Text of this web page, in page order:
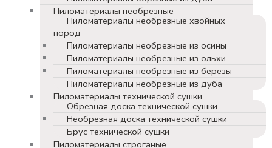
Пиломатериалы необрезные
Пиломатериалы необрезные хвойных
пород
Пиломатериалы необрезные из осины
Пиломатериалы необрезные из ольхи
Пиломатериалы необрезные из березы
Пиломатериалы необрезные из дуба
Пиломатериалы технической сушки
Обрезная доска технической сушки
Необрезная доска технической сушки
Брус технической сушки
Пиломатериалы строганые